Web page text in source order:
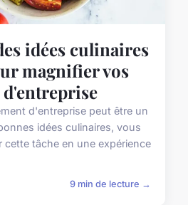
idées culinaires
magnifier vos
d'entreprise
d'entreprise peut être un
idées culinaires, vous
cette tâche en une expérience
9 min de lecture →